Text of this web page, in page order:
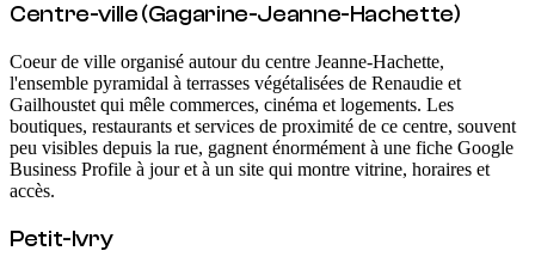
Centre-ville (Gagarine-Jeanne-Hachette)
Coeur de ville organisé autour du centre Jeanne-Hachette,
l'ensemble pyramidal à terrasses végétalisées de Renaudie et
Gailhoustet qui mêle commerces, cinéma et logements. Les
boutiques, restaurants et services de proximité de ce centre, souvent
peu visibles depuis la rue, gagnent énormément à une fiche Google
Business Profile à jour et à un site qui montre vitrine, horaires et
accès.
Petit-Ivry